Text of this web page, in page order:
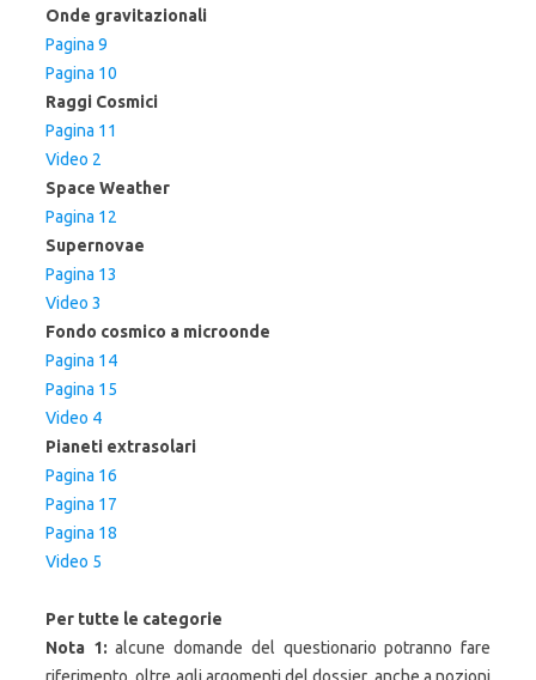
Onde gravitazionali
Pagina 9
Pagina 10
Raggi Cosmici
Pagina 11
Video 2
Space Weather
Pagina 12
Supernovae
Pagina 13
Video 3
Fondo cosmico a microonde
Pagina 14
Pagina 15
Video 4
Pianeti extrasolari
Pagina 16
Pagina 17
Pagina 18
Video 5
Per tutte le categorie
Nota 1:alcune domande del questionario potranno fare